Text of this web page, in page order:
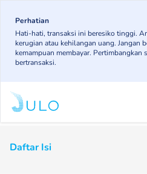
main
content
Perhatian
Hati-hati, transaksi ini beresiko tinggi.
kerugian atau kehilangan uang. Jangan
kemampuan membayar. Pertimbangkan
bertransaksi.
Main
Daftar Isi